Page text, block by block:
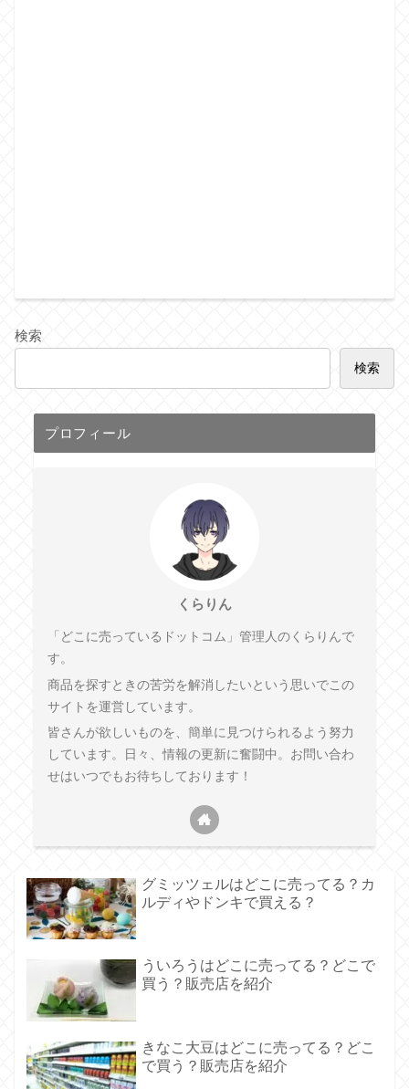
検索
検索
プロフィール
くらりん
「どこに売っているドットコム」管理人のくらりんで
す。
商品を探すときの苦労を解消したいという思いでこの
サイトを運営しています。
皆さんが欲しいものを、簡単に見つけられるよう努力
しています。日々、情報の更新に奮闘中。お問い合わ
せはいつでもお待ちしております！
グミッツェルはどこに売ってる？カ
ルディやドンキで買える？
ういろうはどこに売ってる？どこで
買う？販売店を紹介
きなこ大豆はどこに売ってる？どこ
で買う？販売店を紹介